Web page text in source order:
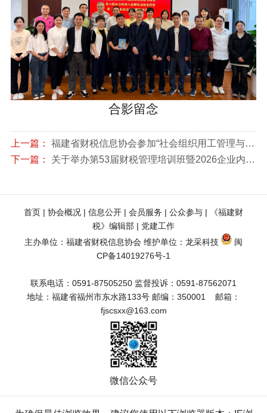
合影留念
上一篇：
福建省财税信息协会参加“社会组织用工管理与法律实务”专题培训
下一篇：
关于举办第53届财税管理培训班暨2026企业内部应税行为全链条风险扫描与稽查风险应对实战专题培训的通知
首页 | 协会概况 | 信息公开 | 会员服务 | 公众参与 |
《福建财
税》编辑部 | 党建工作
主办单位：福建省财税信息协会 维护单位： 龙采科技
闽
CP备14019276号-1
联系电话：0591-87505250 监督投诉：0591-87562071
地址：福建省福州市东水路133号 邮编：350001    邮箱：
fjscsxx@163.com
微信公众号